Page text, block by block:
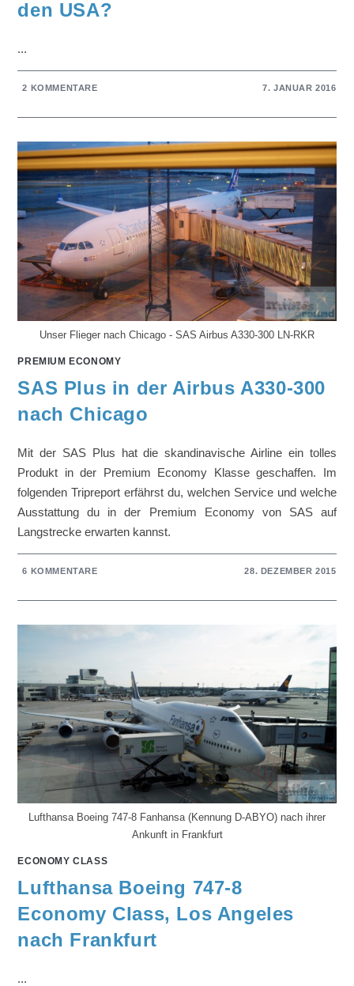
den USA?
...
2 KOMMENTARE 7. JANUAR 2016
Unser Flieger nach Chicago - SAS Airbus A330-300 LN-RKR
PREMIUM ECONOMY
SAS Plus in der Airbus A330-300
nach Chicago
Mit der SAS Plus hat die skandinavische Airline ein tolles
Produkt in der Premium Economy Klasse geschaffen. Im
folgenden Tripreport erfährst du, welchen Service und welche
Ausstattung du in der Premium Economy von SAS auf
Langstrecke erwarten kannst.
6 KOMMENTARE 28. DEZEMBER 2015
Lufthansa Boeing 747-8 Fanhansa (Kennung D-ABYO) nach ihrer
Ankunft in Frankfurt
ECONOMY CLASS
Lufthansa Boeing 747-8
Economy Class, Los Angeles
nach Frankfurt
...